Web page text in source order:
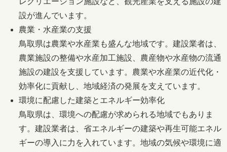
設が進んでいます。
農業・水産業の支援
鳥取県は農業や水産業も盛んな地域です。建設業者は、
農業施設の整備や水産加工施設、農産物や水産物の流通
施設の建設を支援しています。農業や水産業の近代化・
効率化に貢献し、地域経済の発展を支えています。
環境に配慮した建築とエネルギー効率化
鳥取県は、環境への配慮が求められる地域でもありま
す。建設業者は、省エネルギーの建築や再生可能エネル
ギーの導入に力を入れています。地域の気候や環境に適